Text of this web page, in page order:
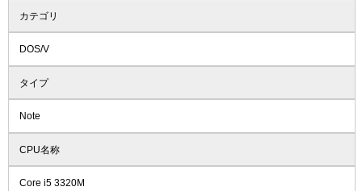
カテゴリ
DOS/V
タイプ
Note
CPU名称
Core i5 3320M